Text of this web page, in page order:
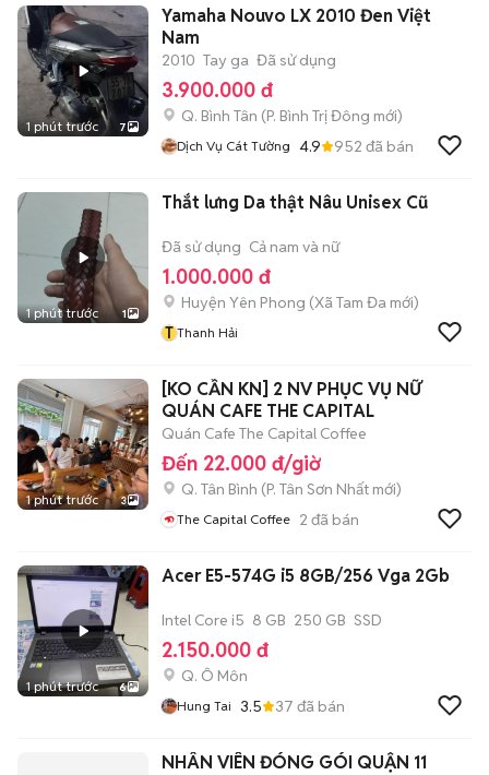
1 phút trước 7
Yamaha Nouvo LX 2010 Đen Việt
Nam
2010 Tay ga Đã sử dụng
3.900.000 đ
Q. Bình Tân (P. Bình Trị Đông mới)
Dịch Vụ Cát Tường 4.9 952 đã bán
1 phút trước 1
Thắt lưng Da thật Nâu Unisex Cũ
Đã sử dụng Cả nam và nữ
1.000.000 đ
Huyện Yên Phong (Xã Tam Đa mới)
T Thanh Hải
1 phút trước 3
[KO CẦN KN] 2 NV PHỤC VỤ NỮ
QUÁN CAFE THE CAPITAL
Quán Cafe The Capital Coffee
Đến 22.000 đ/giờ
Q. Tân Bình (P. Tân Sơn Nhất mới)
The Capital Coffee 2 đã bán
1 phút trước 6
Acer E5-574G i5 8GB/256 Vga 2Gb
Intel Core i5 8 GB 250 GB SSD
2.150.000 đ
Q. Ô Môn
Hung Tai 3.5 37 đã bán
NHÂN VIÊN ĐÓNG GÓI QUẬN 11